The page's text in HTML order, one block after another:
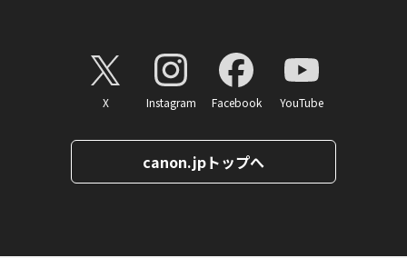
X Instagram Facebook YouTube
canon.jpトップへ